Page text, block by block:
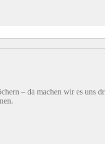
– da machen wir es uns